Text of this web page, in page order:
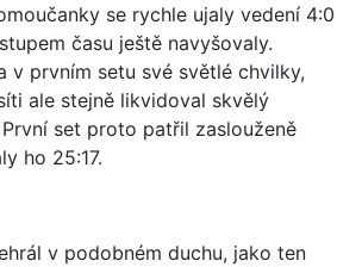
se rychle ujaly vedení 4:0
času ještě navyšovaly.
v prvním setu své světlé chvilky,
ale stejně likvidoval skvělý
set proto patřil zaslouženě
ho 25:17.
v podobném duchu, jako ten